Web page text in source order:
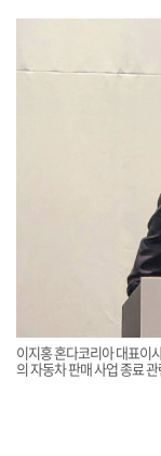
이지홍 혼다코리아 대표이
의 자동차 판매 사업 종료